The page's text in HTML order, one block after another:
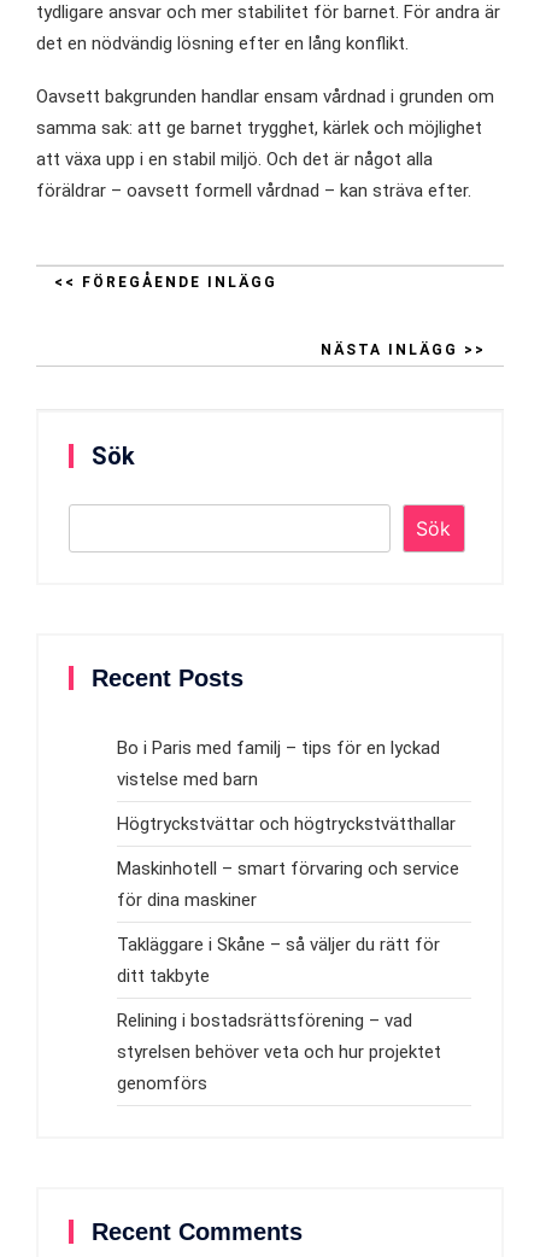
tydligare ansvar och mer stabilitet för barnet. För andra är
det en nödvändig lösning efter en lång konflikt.
Oavsett bakgrunden handlar ensam vårdnad i grunden om
samma sak: att ge barnet trygghet, kärlek och möjlighet
att växa upp i en stabil miljö. Och det är något alla
föräldrar – oavsett formell vårdnad – kan sträva efter.
<< FÖREGÅENDE INLÄGG
NÄSTA INLÄGG >>
Sök
Sök
Recent Posts
Bo i Paris med familj – tips för en lyckad
vistelse med barn
Högtryckstvättar och högtryckstvätthallar
Maskinhotell – smart förvaring och service
för dina maskiner
Takläggare i Skåne – så väljer du rätt för
ditt takbyte
Relining i bostadsrättsförening – vad
styrelsen behöver veta och hur projektet
genomförs
Recent Comments